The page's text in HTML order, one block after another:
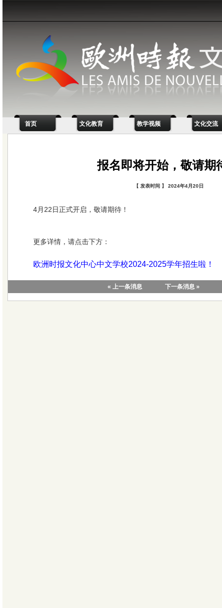
首页 文化教育 教学视频 文化交流
报名即将开始，敬请期
【 发表时间 】 2024年4月20日
4月22日正式开启，敬请期待！
更多详情，请点击下方：
欧洲时报文化中心中文学校2024-2025学年招生啦！
« 上一条消息 下一条消息 »